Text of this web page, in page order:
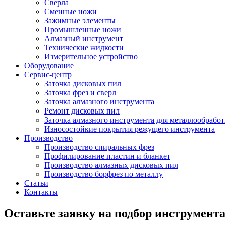
Сверла
Сменные ножи
Зажимные элементы
Промышленные ножи
Алмазный инструмент
Технические жидкости
Измерительное устройство
Оборудование
Сервис-центр
Заточка дисковых пил
Заточка фрез и сверл
Заточка алмазного инструмента
Ремонт дисковых пил
Заточка алмазного инструмента для
Износостойкие покрытия режущего инструмента
Производство
Производство спиральных фрез
Профилирование пластин и бланкет
Производство алмазных дисковых пил
Производство борфрез по металлу
Статьи
Контакты
Оставьте заявку на подбор инструмента